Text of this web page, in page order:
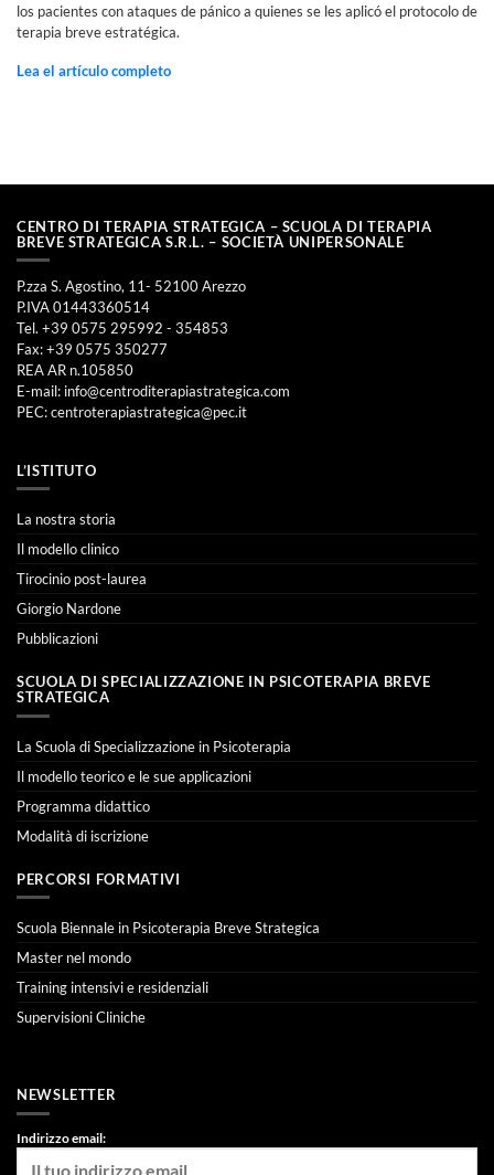
los pacientes con ataques de pánico a quienes se les aplicó el protocolo de
terapia breve estratégica.
Lea el artículo completo
CENTRO DI TERAPIA STRATEGICA – SCUOLA DI TERAPIA
BREVE STRATEGICA S.R.L. – SOCIETÀ UNIPERSONALE
P.zza S. Agostino, 11- 52100 Arezzo
P.IVA 01443360514
Tel. +39 0575 295992 - 354853
Fax: +39 0575 350277
REA AR n.105850
E-mail: info@centroditerapiastrategica.com
PEC:centroterapiastrategica@pec.it
L’ISTITUTO
La nostra storia
Il modello clinico
Tirocinio post-laurea
Giorgio Nardone
Pubblicazioni
SCUOLA DI SPECIALIZZAZIONE IN PSICOTERAPIA BREVE
STRATEGICA
La Scuola di Specializzazione in Psicoterapia
Il modello teorico e le sue applicazioni
Programma didattico
Modalità di iscrizione
PERCORSI FORMATIVI
Scuola Biennale in Psicoterapia Breve Strategica
Master nel mondo
Training intensivi e residenziali
Supervisioni Cliniche
NEWSLETTER
Indirizzo email: